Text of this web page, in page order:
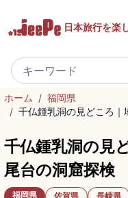
日本旅行を楽
ホーム / 福岡県
/ 千仏鍾乳洞の見どころ｜
千仏鍾乳洞の見
尾台の洞窟探検
福岡県 佐賀県 長崎県